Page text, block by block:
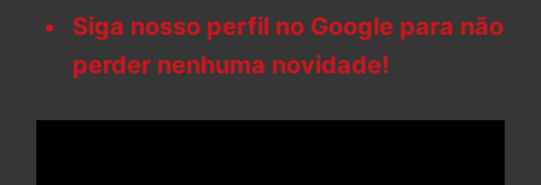
Siga nosso perfil no Google para não
perder nenhuma novidade!